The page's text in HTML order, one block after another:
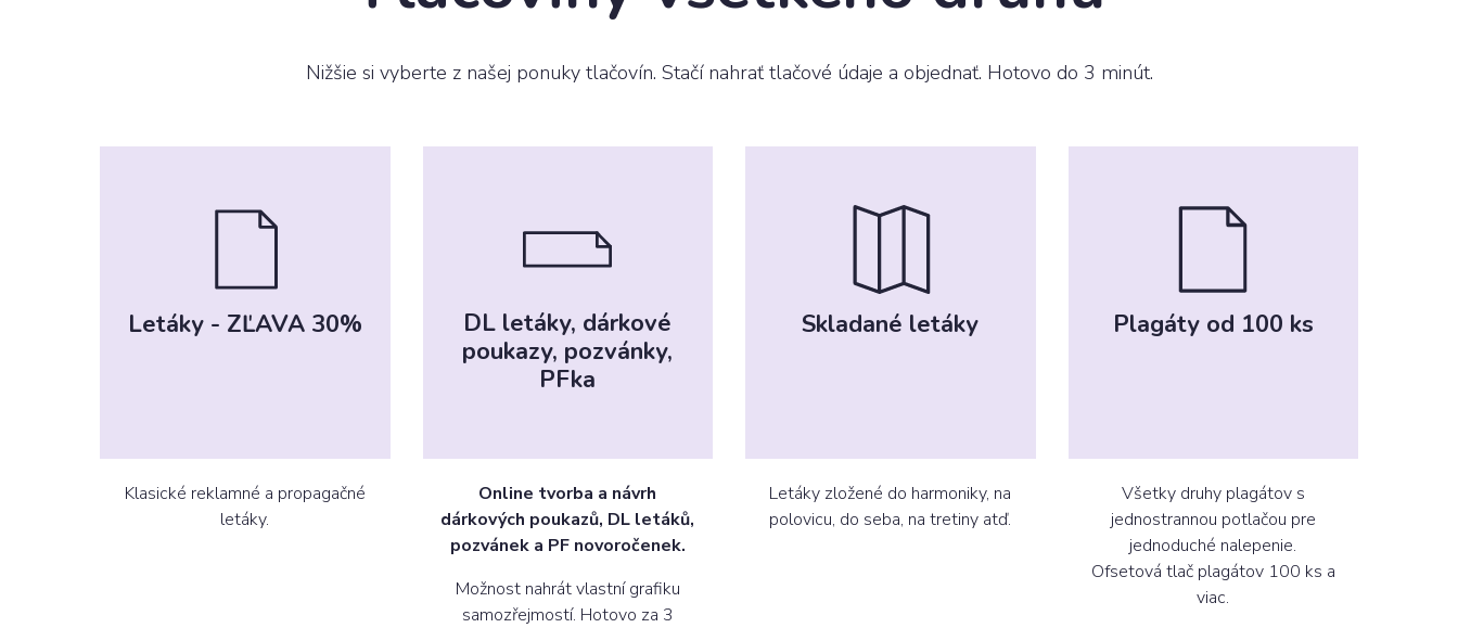
potiskem
montáže
reklama
Nižšie si vyberte z našej ponuky tlačovín. Stačí nahrať tlačové údaje a objednať. Hotovo do 3 minút.
Letáky - ZĽAVA 30%
Klasické reklamné a propagačné
letáky.
DL letáky, dárkové
poukazy, pozvánky,
PFka
Online tvorba a návrh
dárkových poukazů, DL letáků,
pozvánek a PF novoročenek.
Možnost nahrát vlastní grafiku
samozřejmostí. Hotovo za 3
Skladané letáky
Letáky zložené do harmoniky, na
polovicu, do seba, na tretiny atď.
Plagáty od 100 ks
Všetky druhy plagátov s
jednostrannou potlačou pre
jednoduché nalepenie.
Ofsetová tlač plagátov 100 ks a
viac.